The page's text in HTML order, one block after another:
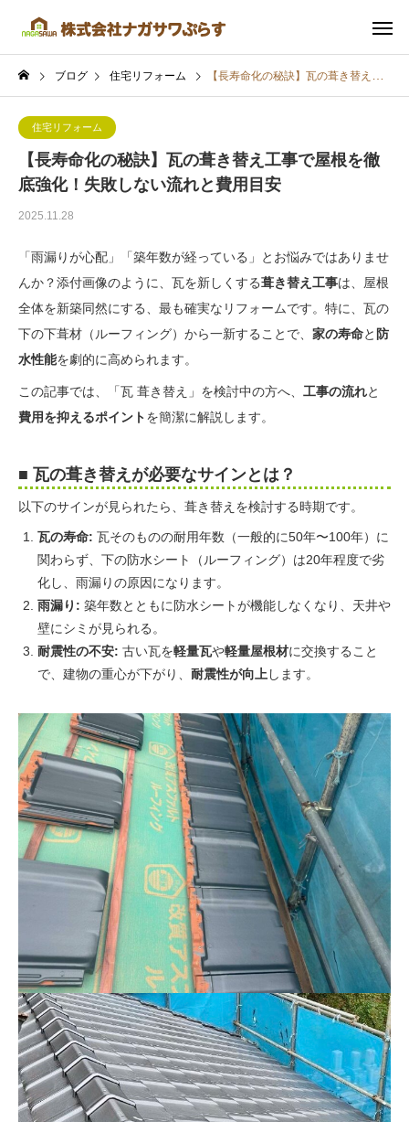
ブログ 住宅リフォーム 【長寿命化の秘訣】瓦の葺き替え工事で屋根を徹底強化！失敗しない流れと費用目安
住宅リフォーム
【長寿命化の秘訣】瓦の葺き替え工事で屋根を徹
底強化！失敗しない流れと費用目安
2025.11.28
「雨漏りが心配」「築年数が経っている」とお悩みではありませ
んか？添付画像のように、瓦を新しくする葺き替え工事は、屋根
全体を新築同然にする、最も確実なリフォームです。特に、瓦の
下の下葺材（ルーフィング）から一新することで、 家の寿命と 防
水性能を劇的に高められます。
この記事では、「瓦 葺き替え」を検討中の方へ、 工事の流れと
費用を抑えるポイントを簡潔に解説します。
■ 瓦の葺き替えが必要なサインとは？
以下のサインが見られたら、葺き替えを検討する時期です。
瓦の寿命: 瓦そのものの耐用年数（一般的に50年〜100年）に
関わらず、下の防水シート（ルーフィング）は20年程度で劣
化し、雨漏りの原因になります。
雨漏り: 築年数とともに防水シートが機能しなくなり、天井や
壁にシミが見られる。
耐震性の不安: 古い瓦を軽量瓦や軽量屋根材に交換すること
で、建物の重心が下がり、 耐震性が向上 します。